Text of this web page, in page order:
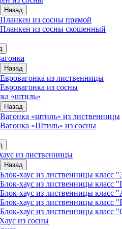
Назад
Планкен из сосны прямой
Планкен из сосны скошенный
Назад
Евровагонка из лиственницы
Евровагонка из сосны
«штиль»
Назад
Вагонка «штиль» из лиственницы
Вагонка «Штиль» из сосны
из лиственницы
Назад
Блок-хаус из лиственницы класс
Блок-хаус из лиственницы класс
Блок-хаус из лиственницы класс
Блок-хаус из лиственницы класс
Блок-хаус из лиственницы класс
из сосны